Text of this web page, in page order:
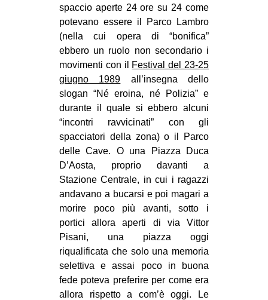
spaccio aperte 24 ore su 24 come
potevano essere il Parco Lambro
(nella cui opera di “bonifica”
ebbero un ruolo non secondario i
movimenti con il Festival del 23-25
giugno 1989 all’insegna dello
slogan “Né eroina, né Polizia” e
durante il quale si ebbero alcuni
“incontri ravvicinati” con gli
spacciatori della zona) o il Parco
delle Cave. O una Piazza Duca
D’Aosta, proprio davanti a
Stazione Centrale, in cui i ragazzi
andavano a bucarsi e poi magari a
morire poco più avanti, sotto i
portici allora aperti di via Vittor
Pisani, una piazza oggi
riqualificata che solo una memoria
selettiva e assai poco in buona
fede poteva preferire per come era
allora rispetto a com’è oggi. Le